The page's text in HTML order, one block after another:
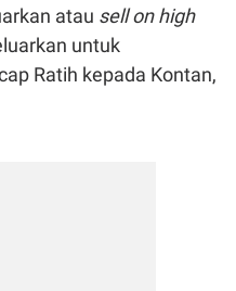
atau sell on high
untuk
Ratih kepada Kontan,